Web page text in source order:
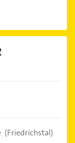
(Friedrichstal)